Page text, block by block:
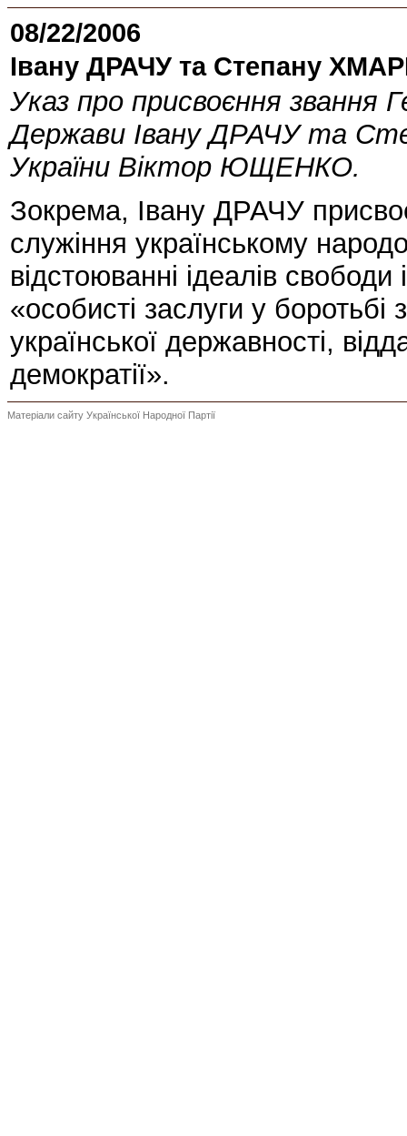
08/22/2006
Івану ДРАЧУ та Степану
Указ про присвоєння звання
Держави Івану ДРАЧУ та
України Віктор ЮЩЕНКО.
Зокрема, Івану ДРАЧУ
служіння українському
відстоюванні ідеалів свободи
«особисті заслуги у
української державності,
демократії».
Матеріали сайту Української Народної Партії